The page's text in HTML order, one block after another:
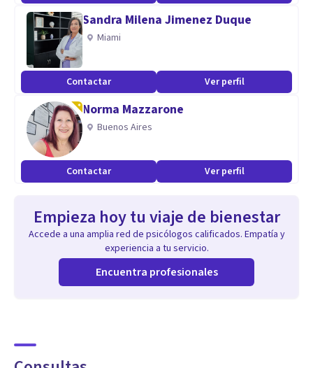
Sandra Milena Jimenez Duque
Miami
Contactar Ver perfil
Norma Mazzarone
Buenos Aires
Contactar Ver perfil
Empieza hoy tu viaje de bienestar
Accede a una amplia red de psicólogos calificados. Empatía y
experiencia a tu servicio.
Encuentra profesionales